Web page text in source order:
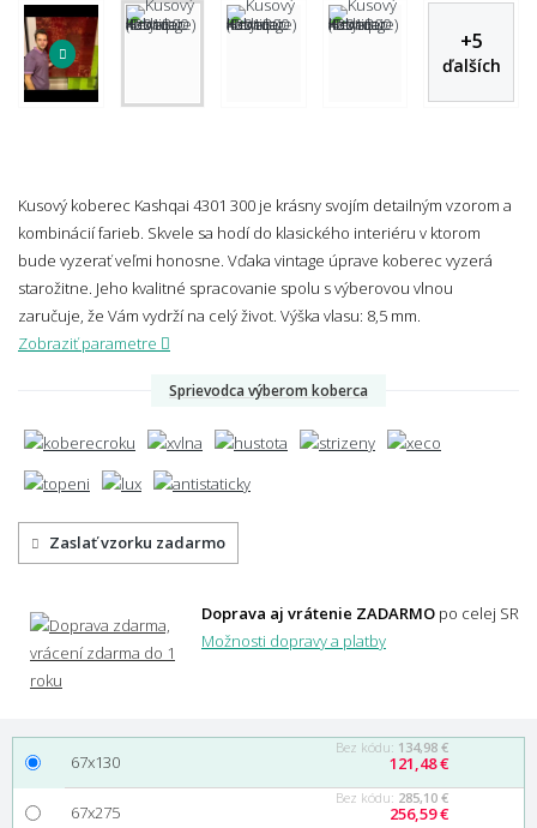
+5
ďalších
Kusový koberec Kashqai 4301 300 je krásny svojím detailným vzorom a
kombinácií farieb. Skvele sa hodí do klasického interiéru v ktorom
bude vyzerať veľmi honosne. Vďaka vintage úprave koberec vyzerá
starožitne. Jeho kvalitné spracovanie spolu s výberovou vlnou
zaručuje, že Vám vydrží na celý život. Výška vlasu: 8,5 mm.
Zobraziť parametre
Sprievodca výberom koberca
Zaslať vzorku zadarmo
Doprava aj vrátenie ZADARMO po celej SR
Možnosti dopravy a platby
67x130
Bez kódu: 134,98 €
121,48 €
67x275
Bez kódu: 285,10 €
256,59 €